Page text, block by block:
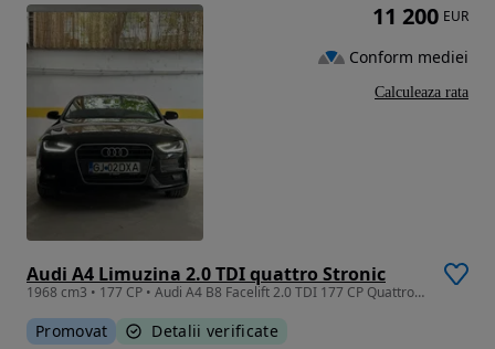
Audi A4 Limuzina 2.0 TDI quattro Stronic
1968 cm3 • 177 CP • Audi A4 B8 Facelift 2.0 TDI 177 CP Quattro S-Tronic
Promovat Detalii verificate
11 200 EUR
Conform mediei
Calculeaza rata